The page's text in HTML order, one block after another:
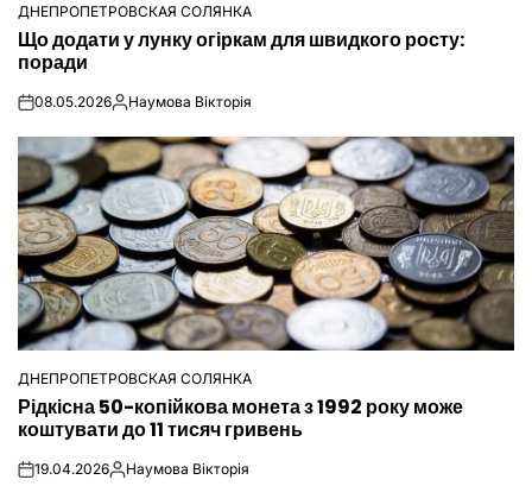
ОПУБЛІКУВАТИ
У
ДНЕПРОПЕТРОВСКАЯ СОЛЯНКА
Що додати у лунку огіркам для швидкого росту:
поради
on08.05.2026Опубліковано
Наумова Вікторія
ОПУБЛІКУВАТИ
У
ДНЕПРОПЕТРОВСКАЯ СОЛЯНКА
Рідкісна 50-копійкова монета з 1992 року може
коштувати до 11 тисяч гривень
on19.04.2026Опубліковано
Наумова Вікторія